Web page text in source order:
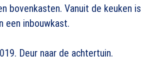
bovenkasten. Vanuit de keuken is
een inbouwkast.
Deur naar de achtertuin.